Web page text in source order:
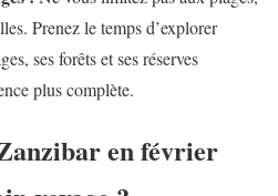
Prenez le temps d’explorer
ses forêts et ses réserves
plus complète.
en février